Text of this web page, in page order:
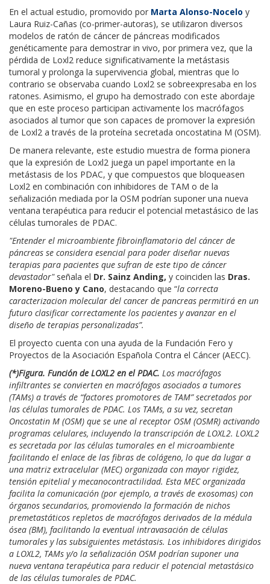
En el actual estudio, promovido por Marta Alonso-Nocelo y
Laura Ruiz-Cañas (co-primer-autoras), se utilizaron diversos
modelos de ratón de cáncer de páncreas modificados
genéticamente para demostrar in vivo, por primera vez, que la
pérdida de Loxl2 reduce significativamente la metástasis
tumoral y prolonga la supervivencia global, mientras que lo
contrario se observaba cuando Loxl2 se sobreexpresaba en los
ratones. Asimismo, el grupo ha demostrado con este abordaje
que en este proceso participan activamente los macrófagos
asociados al tumor que son capaces de promover la expresión
de Loxl2 a través de la proteína secretada oncostatina M (OSM).
De manera relevante, este estudio muestra de forma pionera
que la expresión de Loxl2 juega un papel importante en la
metástasis de los PDAC, y que compuestos que bloqueasen
Loxl2 en combinación con inhibidores de TAM o de la
señalización mediada por la OSM podrían suponer una nueva
ventana terapéutica para reducir el potencial metastásico de las
células tumorales de PDAC.
"Entender el microambiente fibroinflamatorio del cáncer de
páncreas se considera esencial para poder diseñar nuevas
terapias para pacientes que sufran de este tipo de cáncer
devastador"señala el Dr. Sainz Anding, y coinciden las Dras.
Moreno-Bueno y Cano, destacando que “la correcta
caracterizacion molecular del cancer de pancreas permitirá en un
futuro clasificar correctamente los pacientes y avanzar en el
diseño de terapias personalizadas”.
El proyecto cuenta con una ayuda de la Fundación Fero y
Proyectos de la Asociación Española Contra el Cáncer (AECC).
(*)Figura. Función de LOXL2 en el PDAC. Los macrófagos
infiltrantes se convierten en macrófagos asociados a tumores
(TAMs) a través de “factores promotores de TAM” secretados por
las células tumorales de PDAC. Los TAMs, a su vez, secretan
Oncostatin M (OSM) que se une al receptor OSM (OSMR) activando
programas celulares, incluyendo la transcripción de LOXL2. LOXL2
es secretada por las células tumorales en el microambiente
facilitando el enlace de las fibras de colágeno, lo que da lugar a
una matriz extracelular (MEC) organizada con mayor rigidez,
tensión epitelial y mecanocontractilidad. Esta MEC organizada
facilita la comunicación (por ejemplo, a través de exosomas) con
órganos secundarios, promoviendo la formación de nichos
premetastáticos repletos de macrófagos derivados de la médula
ósea (BM), facilitando la eventual intravasación de células
tumorales y las subsiguientes metástasis. Los inhibidores dirigidos
a LOXL2, TAMs y/o la señalización OSM podrían suponer una
nueva ventana terapéutica para reducir el potencial metastásico
de las células tumorales de PDAC.